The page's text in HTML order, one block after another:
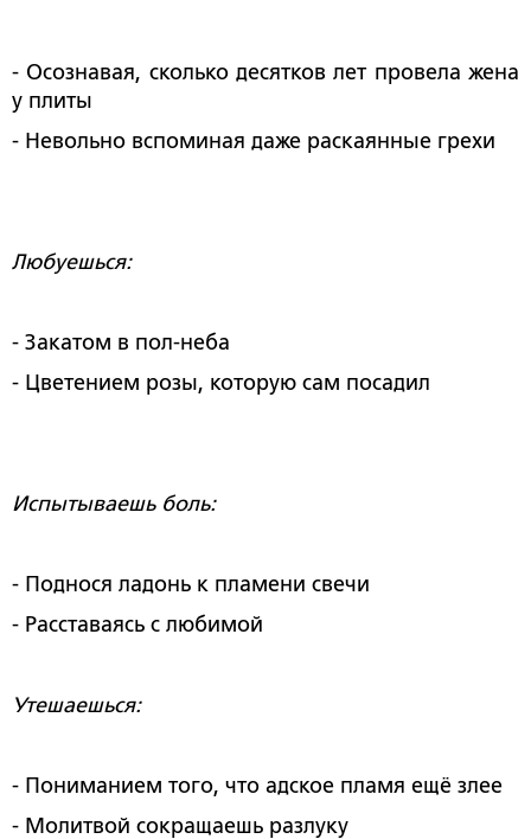
- Осознавая, сколько десятков лет провела жена
у плиты
- Невольно вспоминая даже раскаянные грехи
Любуешься:
- Закатом в пол-неба
- Цветением розы, которую сам посадил
Испытываешь боль:
- Поднося ладонь к пламени свечи
- Расставаясь с любимой
Утешаешься:
- Пониманием того, что адское пламя ещё злее
- Молитвой сокращаешь разлуку